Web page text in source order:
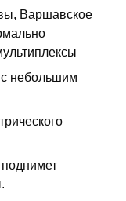
Варшавское
с небольшим